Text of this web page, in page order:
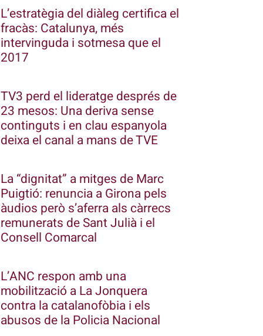
L’estratègia del diàleg certifica el
fracàs: Catalunya, més
intervinguda i sotmesa que el
2017
TV3 perd el lideratge després de
23 mesos: Una deriva sense
continguts i en clau espanyola
deixa el canal a mans de TVE
La “dignitat” a mitges de Marc
Puigtió: renuncia a Girona pels
àudios però s’aferra als càrrecs
remunerats de Sant Julià i el
Consell Comarcal
L’ANC respon amb una
mobilització a La Jonquera
contra la catalanofòbia i els
abusos de la Policia Nacional